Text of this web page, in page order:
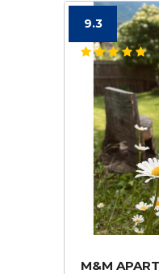
9.3
M&M